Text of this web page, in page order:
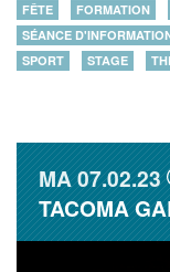
FÊTE
FORMATION
SÉANCE
SPORT
STAGE
MA07.02.23
TACOMA